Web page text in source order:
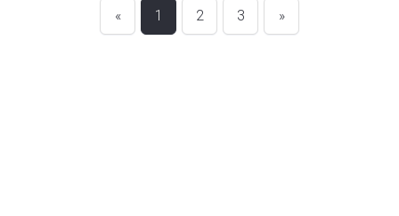
« 1 2 3 »